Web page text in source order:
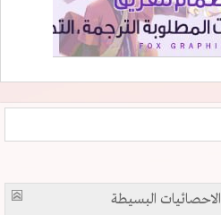
الاحصائيات البسيطة